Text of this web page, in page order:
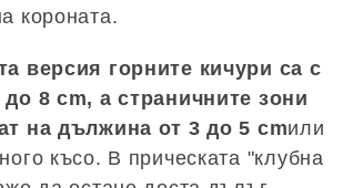
короната.
версия горните кичури са с
8 cm, а страничните зони
на дължина от 3 до 5 cmили
късо. В прическата "клубна